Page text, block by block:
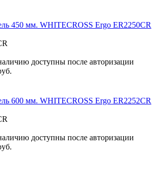
450 мм. WHITECROSS Ergo ER2250CR
доступны после авторизации
600 мм. WHITECROSS Ergo ER2252CR
доступны после авторизации